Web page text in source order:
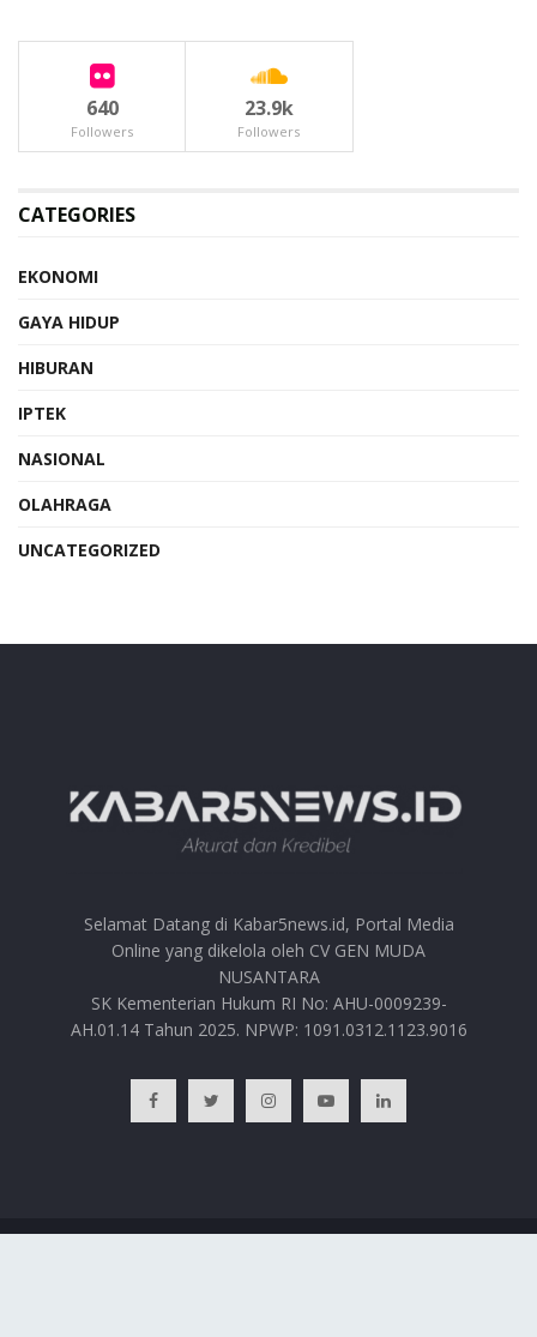
640
Followers
23.9k
Followers
CATEGORIES
EKONOMI
GAYA HIDUP
HIBURAN
IPTEK
NASIONAL
OLAHRAGA
UNCATEGORIZED
Selamat Datang di Kabar5news.id, Portal Media
Online yang dikelola oleh CV GEN MUDA
NUSANTARA
SK Kementerian Hukum RI No: AHU-0009239-
AH.01.14 Tahun 2025. NPWP: 1091.0312.1123.9016